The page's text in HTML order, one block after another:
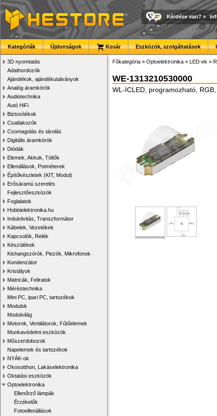
Kérdése van? »
Kategóriák Újdonságok Kosár Eszközök, szolgáltatások
3D nyomtatás
Adathordozók
Ajándékok, ajándékutalványok
Analóg áramkörök
Audiotechnika
Autó HiFi
Biztosítékok
Csatlakozók
Csomagolás és tárolás
Digitális áramkörök
Diódák
Elemek, Akkuk, Töltők
Ellenállások, Potméterek
Építőkészletek (KIT, Modul)
Erősáramú szerelés
Fejlesztőeszközök
Foglalatok
Hobbielektronika.hu
Induktivitás, Transzformátor
Kábelek, Vezetékek
Kapcsolók, Relék
Készülékek
Kishangszórók, Piezók, Mikrofonok
Kondenzátor
Kristályok
Matricák, Feliratok
Méréstechnika
Mini PC, ipari PC, tartozékok
Modulok
Modulvilág
Motorok, Ventilátorok, Fűtőelemek
Munkavédelmi eszközök
Műszerdobozok
Napelemek és tartozékok
NYÁK-ok
Okosotthon, Lakáselektronika
Oktatási eszközök
Optoelektronika
Ellenőrző lámpák
Érzékelők
Fotoellenállások
Főkategória » Optoelektronika » LED-ek »
WE-1313210530000
WL-ICLED, programozható,